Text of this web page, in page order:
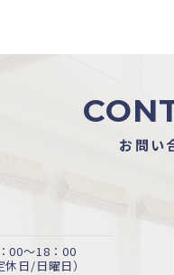
お問い
00〜18：00
休日/日曜日）